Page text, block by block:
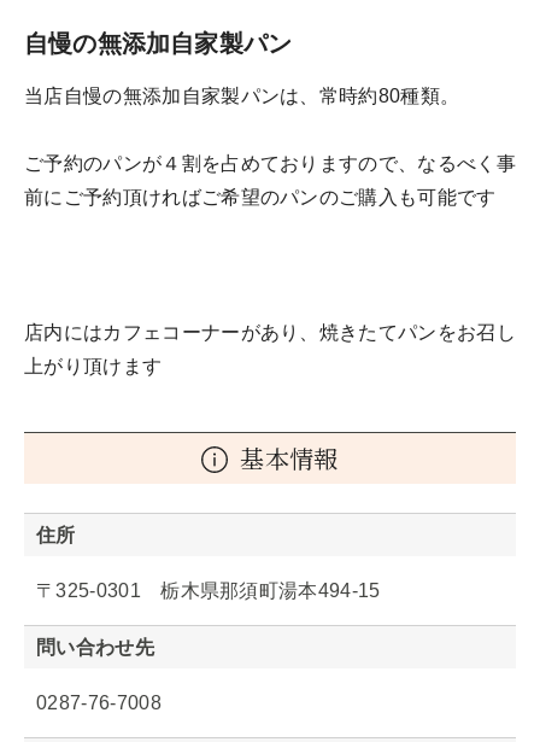
自慢の無添加自家製パン
当店自慢の無添加自家製パンは、常時約80種類。
ご予約のパンが４割を占めておりますので、なるべく事
前にご予約頂ければご希望のパンのご購入も可能です
店内にはカフェコーナーがあり、焼きたてパンをお召し
上がり頂けます
基本情報
住所
〒325-0301 栃木県那須町湯本494-15
問い合わせ先
0287-76-7008